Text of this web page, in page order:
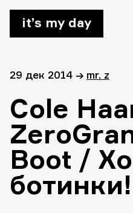
it’s my day
29 дек 2014 → mr. z
Cole
Boot /
ботинки!